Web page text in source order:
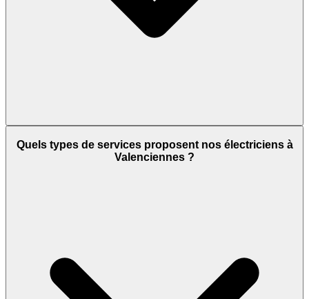
Quels types de services proposent nos électriciens à
Valenciennes ?